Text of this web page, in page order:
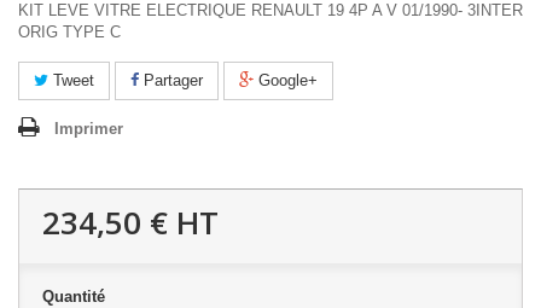
KIT LEVE VITRE ELECTRIQUE RENAULT 19 4P A V 01/1990- 3INTER
ORIG TYPE C
Tweet Partager Google+
Imprimer
234,50 € HT
Quantité